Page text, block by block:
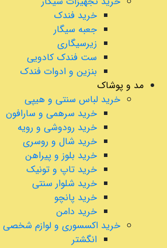
خرید فندک
جعبه سیگار
زیرسیگاری
ست فندک کادویی
بنزین و ادوات فندک
مد و پوشاک
خرید لباس سنتی و هیپی
خرید سرهمی و سارافون
خرید رودوشی و رویه
خرید شال و روسری
خرید بلوز و پیراهن
خرید تاپ و تونیک
خرید شلوار سنتی
خرید پانچو
خرید دامن
خرید اکسسوری و لوازم شخصی
انگشتر